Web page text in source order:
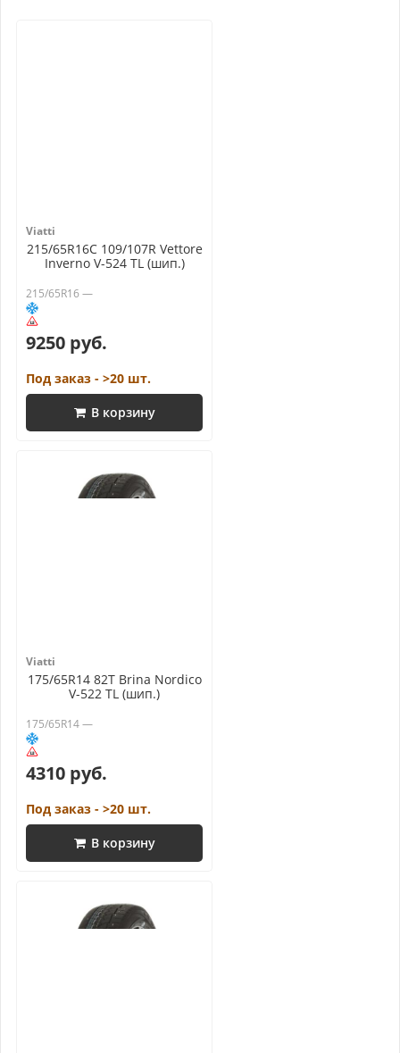
Viatti
215/65R16C 109/107R Vettore
Inverno V-524 TL (шип.)
215/65R16 —
9250 руб.
Под заказ - >20 шт.
В корзину
Viatti
175/65R14 82T Brina Nordico
V-522 TL (шип.)
175/65R14 —
4310 руб.
Под заказ - >20 шт.
В корзину